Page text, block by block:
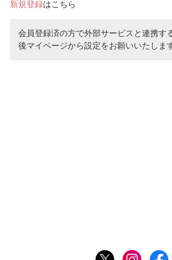
新規登録はこちら
会員登録済の方で外部サービスと連携す
後マイページから設定をお願いいたします